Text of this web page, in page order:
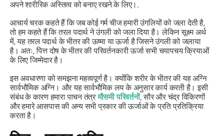
अपने शारीरिक अस्तित्व को बनाए रखने के लिए।.
आचार्य चरक कहते हैं कि जब कोई गर्म चीज हमारी उंगलियों को जला देती है,
तो हम कहते हैं कि तरल पदार्थ ने उंगली को जला दिया है। लेकिन सूक्ष्म अर्थ
में, यह तरल पदार्थ के भीतर की ऊष्मा या ऊर्जा है जिसने उंगली को जलाया
है। अतः,पित्तदोष के भीतर की परिवर्तनकारी ऊर्जा सभी चयापचय क्रियाओं
के लिए जिम्मेदार है।
इस अवधारणा को समझना महत्वपूर्ण है। क्योंकि शरीर के भीतर की यहअग्नि
सार्वभौमिक अग्नि। और यह सार्वभौमिक लय के अनुसार कार्य करती है। इसी
संबंध के कारण हमारा पाचन तंत्रमौसमी परिवर्तनों, सौर और चंद्र विकिरणों
और हमारे आसपास की अन्य सभी प्रकार की ऊर्जाओं के प्रति प्रतिक्रिया
करता है।